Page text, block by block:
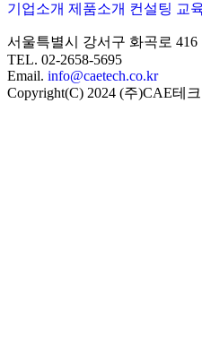
기업소개 제품소개 컨설팅 교
서울특별시 강서구 화곡로
TEL. 02-2658-5695
Email. info@caetech.co.kr
Copyright(C) 2024 (주)CAE테크